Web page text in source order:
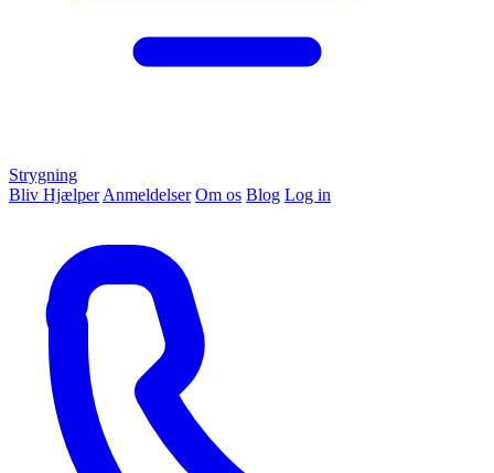
Strygning
Bliv Hjælper Anmeldelser Om os Blog Log in